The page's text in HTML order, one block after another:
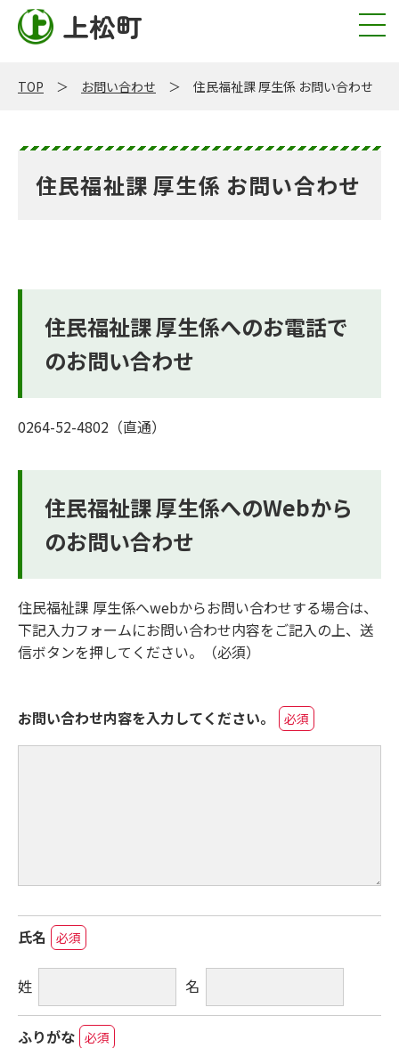
上松町
TOP お問い合わせ 住民福祉課 厚生係 お問い合わせ
住民福祉課 厚生係 お問い合わせ
住民福祉課 厚生係へのお電話で
のお問い合わせ
0264-52-4802（直通）
住民福祉課 厚生係へのWebから
のお問い合わせ
住民福祉課 厚生係へwebからお問い合わせする場合は、
下記入力フォームにお問い合わせ内容をご記入の上、送
信ボタンを押してください。（必須）
お問い合わせ内容を入力してください。 必須
氏名 必須
姓 名
ふりがな 必須